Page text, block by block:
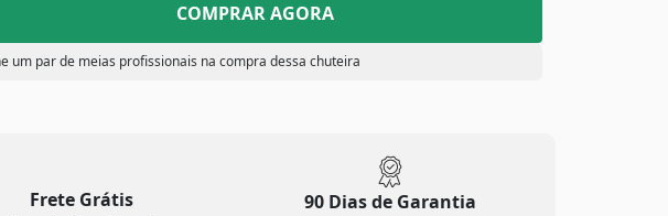
COMPRAR AGORA
um par de meias profissionais na compra dessa chuteira
Frete Grátis
90 Dias de Garantia